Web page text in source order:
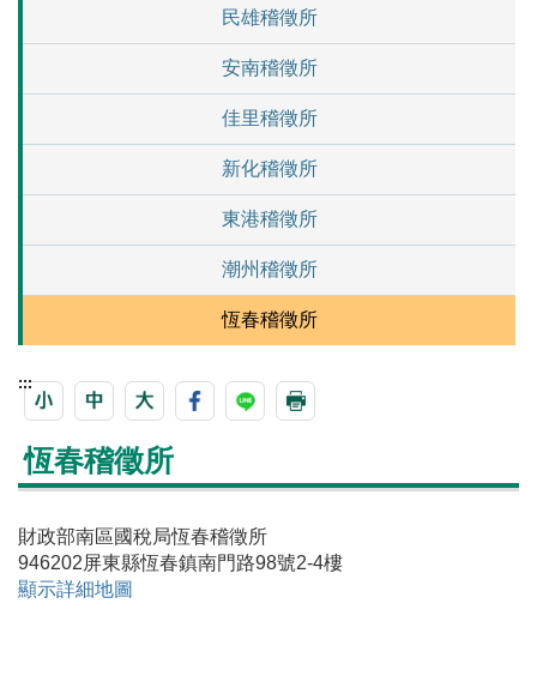
民雄稽徵所
安南稽徵所
佳里稽徵所
新化稽徵所
東港稽徵所
潮州稽徵所
恆春稽徵所
:::
恆春稽徵所
財政部南區國稅局恆春稽徵所
946202屏東縣恆春鎮南門路98號2-4樓
顯示詳細地圖